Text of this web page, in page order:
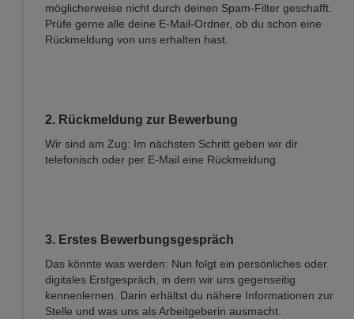
möglicherweise nicht durch deinen Spam-Filter geschafft.
Prüfe gerne alle deine E-Mail-Ordner, ob du schon eine
Rückmeldung von uns erhalten hast.
2. Rückmeldung zur Bewerbung
Wir sind am Zug: Im nächsten Schritt geben wir dir
telefonisch oder per E-Mail eine Rückmeldung.
3. Erstes Bewerbungsgespräch
Das könnte was werden: Nun folgt ein persönliches oder
digitales Erstgespräch, in dem wir uns gegenseitig
kennenlernen. Darin erhältst du nähere Informationen zur
Stelle und was uns als Arbeitgeberin ausmacht.